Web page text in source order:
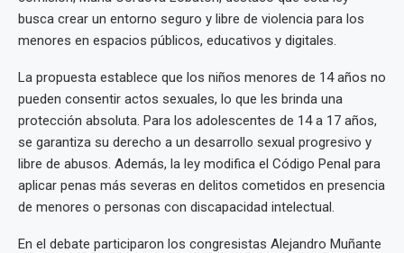
busca crear un entorno seguro y libre de violencia para los
menores en espacios públicos, educativos y digitales.
La propuesta establece que los niños menores de 14 años no
pueden consentir actos sexuales, lo que les brinda una
protección absoluta. Para los adolescentes de 14 a 17 años,
se garantiza su derecho a un desarrollo sexual progresivo y
libre de abusos. Además, la ley modifica el Código Penal para
aplicar penas más severas en delitos cometidos en presencia
de menores o personas con discapacidad intelectual.
En el debate participaron los congresistas Alejandro Muñante